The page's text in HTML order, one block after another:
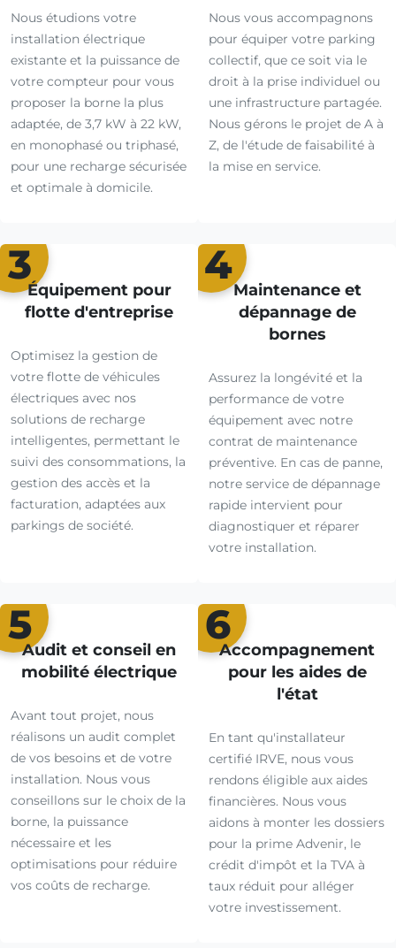
Nous étudions votre
installation électrique
existante et la puissance de
votre compteur pour vous
proposer la borne la plus
adaptée, de 3,7 kW à 22 kW,
en monophasé ou triphasé,
pour une recharge sécurisée
et optimale à domicile.
Nous vous accompagnons
pour équiper votre parking
collectif, que ce soit via le
droit à la prise individuel ou
une infrastructure partagée.
Nous gérons le projet de A à
Z, de l'étude de faisabilité à
la mise en service.
3
Équipement pour
flotte d'entreprise
Optimisez la gestion de
votre flotte de véhicules
électriques avec nos
solutions de recharge
intelligentes, permettant le
suivi des consommations, la
gestion des accès et la
facturation, adaptées aux
parkings de société.
4
Maintenance et
dépannage de
bornes
Assurez la longévité et la
performance de votre
équipement avec notre
contrat de maintenance
préventive. En cas de panne,
notre service de dépannage
rapide intervient pour
diagnostiquer et réparer
votre installation.
5
Audit et conseil en
mobilité électrique
Avant tout projet, nous
réalisons un audit complet
de vos besoins et de votre
installation. Nous vous
conseillons sur le choix de la
borne, la puissance
nécessaire et les
optimisations pour réduire
vos coûts de recharge.
6
Accompagnement
pour les aides de
l'état
En tant qu'installateur
certifié IRVE, nous vous
rendons éligible aux aides
financières. Nous vous
aidons à monter les dossiers
pour la prime Advenir, le
crédit d'impôt et la TVA à
taux réduit pour alléger
votre investissement.